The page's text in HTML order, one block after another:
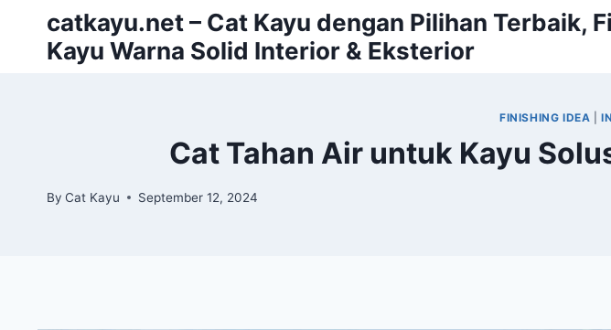
content
catkayu.net – Cat Kayu dengan Pilihan Terbaik,
Kayu Warna Solid Interior & Eksterior
FINISHING IDEA |
Cat Tahan Air untuk Kayu
By Cat Kayu September 12, 2024